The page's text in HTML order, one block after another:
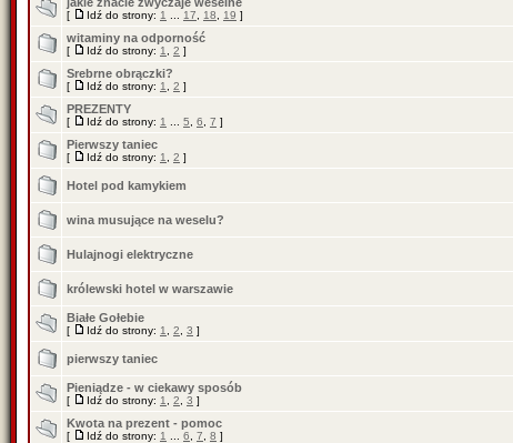
[ Idź do strony: 1 17 18 19 ]
witaminy na odporność
[ Idź do strony: 1 2 ]
Srebrne obrączki?
[ Idź do strony: 1 2 ]
PREZENTY
[ Idź do strony: 1 5 6 7 ]
Pierwszy taniec
[ Idź do strony: 1 2 ]
Hotel pod kamykiem
wina musujące na weselu?
Hulajnogi elektryczne
królewski hotel w warszawie
Białe Gołebie
[ Idź do strony: 1 2 3 ]
pierwszy taniec
Pieniądze - w ciekawy sposób
[ Idź do strony: 1 2 3 ]
Kwota na prezent - pomoc
[ Idź do strony: 1 6 7 8 ]